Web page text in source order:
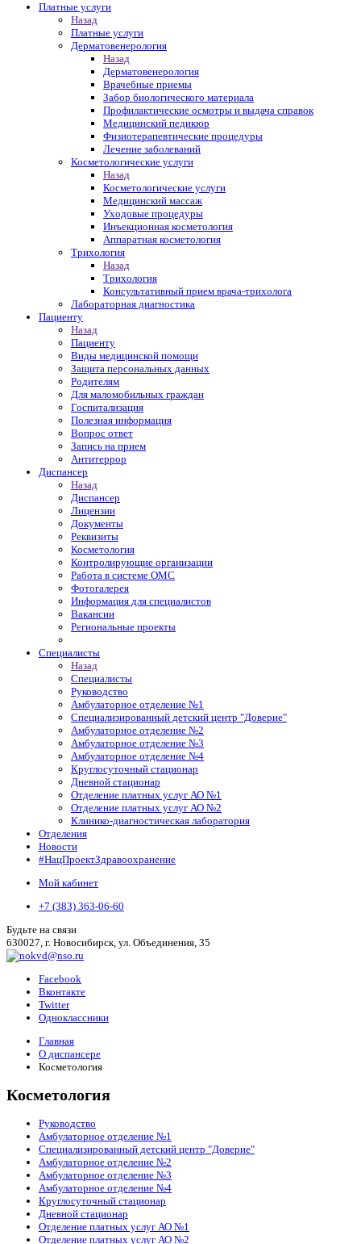
Платные услуги
Назад
Платные услуги
Дерматовенерология
Назад
Дерматовенерология
Врачебные приемы
Забор биологического материала
Профилактические осмотры и выдача справок
Медицинский педикюр
Физиотерапевтические процедуры
Лечение заболеваний
Косметологические услуги
Назад
Косметологические услуги
Медицинский массаж
Уходовые процедуры
Инъекционная косметология
Аппаратная косметология
Трихология
Назад
Трихология
Консультативный прием врача-трихолога
Лабораторная диагностика
Пациенту
Назад
Пациенту
Виды медицинской помощи
Защита персональных данных
Родителям
Для маломобильных граждан
Госпитализация
Полезная информация
Вопрос ответ
Запись на прием
Антитеррор
Диспансер
Назад
Диспансер
Лицензии
Документы
Реквизиты
Косметология
Контролирующие организации
Работа в системе ОМС
Фотогалерея
Информация для специалистов
Вакансии
Региональные проекты
Специалисты
Назад
Специалисты
Руководство
Амбулаторное отделение №1
Специализированный детский центр "Доверие"
Амбулаторное отделение №2
Амбулаторное отделение №3
Амбулаторное отделение №4
Круглосуточный стационар
Дневной стационар
Отделение платных услуг АО №1
Отделение платных услуг АО №2
Клинико-диагностическая лаборатория
Отделения
Новости
#НацПроектЗдравоохранение
Мой кабинет
+7 (383) 363-06-60
Будьте на связи
630027, г. Новосибирск, ул. Объединения, 35
Facebook
Вконтакте
Twitter
Одноклассники
Главная
О диспансере
Косметология
Косметология
Руководство
Амбулаторное отделение №1
Специализированный детский центр "Доверие"
Амбулаторное отделение №2
Амбулаторное отделение №3
Амбулаторное отделение №4
Круглосуточный стационар
Дневной стационар
Отделение платных услуг АО №1
Отделение платных услуг АО №2